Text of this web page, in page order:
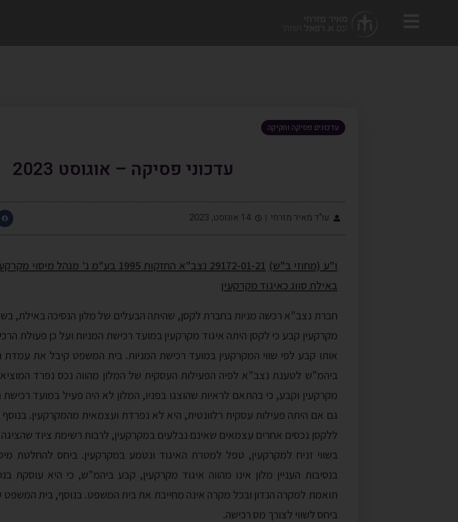
עדכונים פסיקה וחקיקה
עדכוני פסיקה – אוגוסט 2023
עו"ד מאיר מזרחי 14 אוגוסט, 2023
ו"ע (מחוזי ב"ש)
29172-01-21 נצב"א החזקות 1995 בע"מ נ'
באילת סווג כאיגוד מקרקעין
חברת נצב"א רכשה מניות בחברת לקסן, שהיתה הבעלים של מלון הנסיכה באילת,
מקרקעין קבע כי לקסן היתה איגוד מקרקעין במועד רכישת המניות ועל כן פעולת
אותו קבע לפי שווי המקרקעין במועד רכישת המניות. בית המשפט קיבל את עמדת
ביהמ"ש לטענת נצב"א לפיה הפעילות העסקית של המלון מהווה נכס נפרד
מקרקעין וקבע, כי בהתאם לראיות שהוצגו בפניו, המלון לא היה פעיל במועד רכישת
גם אם היתה פעילות עסקית רלוונטית, היא לא נפרדת ועצמאית מהמקרקעין.
ללקסן נכסים אחרים עצמאים שאינם נבלעים במקרקעין, לרבות רשימת ציוד שהציגה
בנסיבות העניין מלון אינו מהווה איגוד מקרקעין, קבע ביהמ"ש, כי היא עוסקת
תואמת למקרה הנדון ובכל מקרה אינה מחייבת את בית המשפט. בנוסף, בית
ביחס לשווי לצורך מס רכישה.